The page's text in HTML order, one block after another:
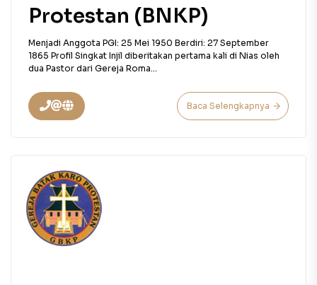
Protestan (BNKP)
Menjadi Anggota PGI: 25 Mei 1950 Berdiri: 27 September
1865 Profil Singkat Injil diberitakan pertama kali di Nias oleh
dua Pastor dari Gereja Roma...
Baca Selengkapnya